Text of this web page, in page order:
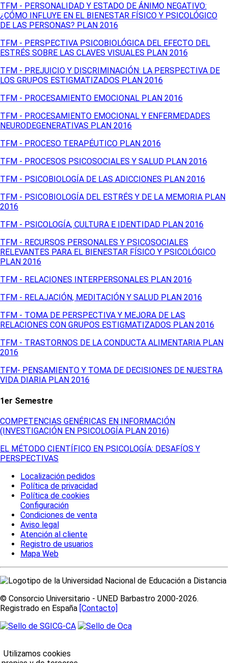
TFM - PERSONALIDAD Y ESTADO DE ÁNIMO NEGATIVO:
¿CÓMO INFLUYE EN EL BIENESTAR FÍSICO Y PSICOLÓGICO
DE LAS PERSONAS? PLAN 2016
TFM - PERSPECTIVA PSICOBIOLÓGICA DEL EFECTO DEL
ESTRÉS SOBRE LAS CLAVES VISUALES PLAN 2016
TFM - PREJUICIO Y DISCRIMINACIÓN: LA PERSPECTIVA DE
LOS GRUPOS ESTIGMATIZADOS PLAN 2016
TFM - PROCESAMIENTO EMOCIONAL PLAN 2016
TFM - PROCESAMIENTO EMOCIONAL Y ENFERMEDADES
NEURODEGENERATIVAS PLAN 2016
TFM - PROCESO TERAPÉUTICO PLAN 2016
TFM - PROCESOS PSICOSOCIALES Y SALUD PLAN 2016
TFM - PSICOBIOLOGÍA DE LAS ADICCIONES PLAN 2016
TFM - PSICOBIOLOGÍA DEL ESTRÉS Y DE LA MEMORIA PLAN
2016
TFM - PSICOLOGÍA, CULTURA E IDENTIDAD PLAN 2016
TFM - RECURSOS PERSONALES Y PSICOSOCIALES
RELEVANTES PARA EL BIENESTAR FÍSICO Y PSICOLÓGICO
PLAN 2016
TFM - RELACIONES INTERPERSONALES PLAN 2016
TFM - RELAJACIÓN, MEDITACIÓN Y SALUD PLAN 2016
TFM - TOMA DE PERSPECTIVA Y MEJORA DE LAS
RELACIONES CON GRUPOS ESTIGMATIZADOS PLAN 2016
TFM - TRASTORNOS DE LA CONDUCTA ALIMENTARIA PLAN
2016
TFM- PENSAMIENTO Y TOMA DE DECISIONES DE NUESTRA
VIDA DIARIA PLAN 2016
1er Semestre
COMPETENCIAS GENÉRICAS EN INFORMACIÓN
(INVESTIGACIÓN EN PSICOLOGÍA PLAN 2016)
EL MÉTODO CIENTÍFICO EN PSICOLOGÍA: DESAFÍOS Y
PERSPECTIVAS
Localización pedidos
Política de privacidad
Política de cookies
Configuración
Condiciones de venta
Aviso legal
Atención al cliente
Registro de usuarios
Mapa Web
© Consorcio Universitario - UNED Barbastro 2000-2026.
Registrado en España [Contacto]
Utilizamos cookies